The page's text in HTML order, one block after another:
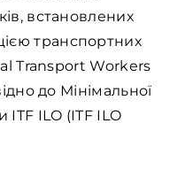
встановлених
транспортних
Transport Workers
до Мінімальної
ITF ILO (ITF ILO